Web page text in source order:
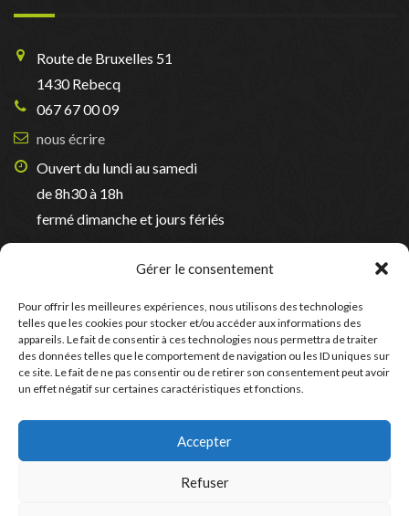
Gérer le consentement
Pour offrir les meilleures expériences, nous utilisons des technologies
telles que les cookies pour stocker et/ou accéder aux informations des
appareils. Le fait de consentir à ces technologies nous permettra de traiter
des données telles que le comportement de navigation ou les ID uniques sur
ce site. Le fait de ne pas consentir ou de retirer son consentement peut avoir
un effet négatif sur certaines caractéristiques et fonctions.
Accepter
Refuser
Route de Bruxelles 51
1430 Rebecq
067 67 00 09
nous écrire
Ouvert du lundi au samedi
de 8h30 à 18h
fermé dimanche et jours fériés
Suivez-nous sur Facebook